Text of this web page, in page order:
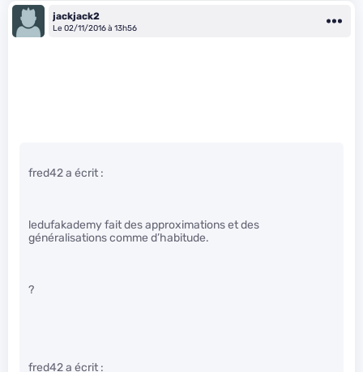
jackjack2
Le 02/11/2016 à 13h56
fred42 a écrit :
ledufakademy fait des approximations et des
généralisations comme d’habitude.
?
fred42 a écrit :